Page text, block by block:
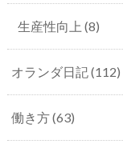
生産性向上 (8)
オランダ日記(112)
働き方(63)